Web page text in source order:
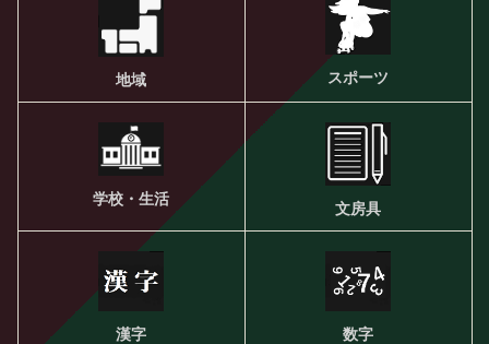
地域 スポーツ
学校・生活
文房具
漢字 数字